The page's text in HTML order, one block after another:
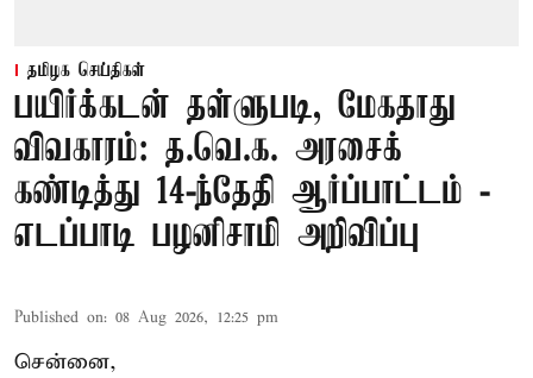
தமிழக செய்திகள்
பயிர்க்கடன் தள்ளுபடி, மேகதாது
விவகாரம்: த.வெ.க. அரசைக்
கண்டித்து 14-ந்தேதி ஆர்ப்பாட்டம் -
எடப்பாடி பழனிசாமி அறிவிப்பு
Published on: 08 Aug 2026, 12:25 pm
சென்னை,